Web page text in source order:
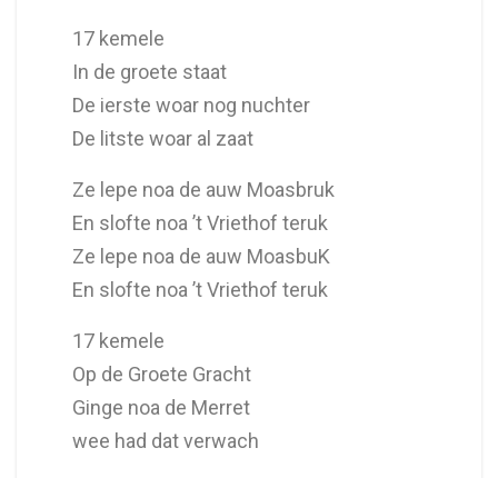
17 kemele
In de groete staat
De ierste woar nog nuchter
De litste woar al zaat
Ze lepe noa de auw Moasbruk
En slofte noa ’t Vriethof teruk
Ze lepe noa de auw MoasbuK
En slofte noa ’t Vriethof teruk
17 kemele
Op de Groete Gracht
Ginge noa de Merret
wee had dat verwach